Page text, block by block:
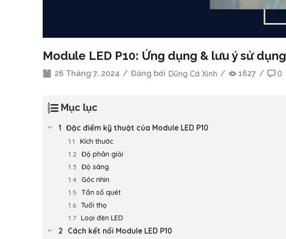
Module LED P10: Ứng dụng & lưu ý sử dụng
26 Tháng 7, 2024 / Đăng bởi Dũng Cá Xinh / 1627 / 0
Mục lục
Đặc điểm kỹ thuật của Module LED P10
Kích thước
Độ phân giải
Độ sáng
Góc nhìn
Tần số quét
Tuổi thọ
Loại đèn LED
Cách kết nối Module LED P10